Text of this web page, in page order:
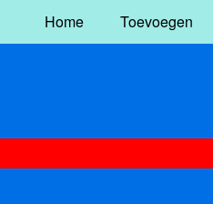
Home Toevoegen